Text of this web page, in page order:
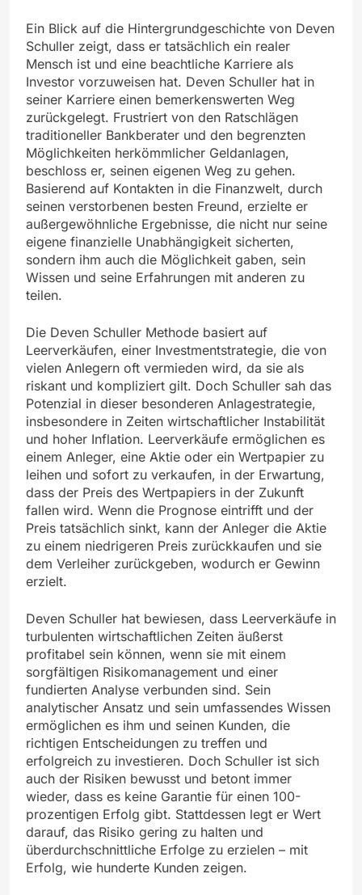
Ein Blick auf die Hintergrundgeschichte von Deven
Schuller zeigt, dass er tatsächlich ein realer
Mensch ist und eine beachtliche Karriere als
Investor vorzuweisen hat. Deven Schuller hat in
seiner Karriere einen bemerkenswerten Weg
zurückgelegt. Frustriert von den Ratschlägen
traditioneller Bankberater und den begrenzten
Möglichkeiten herkömmlicher Geldanlagen,
beschloss er, seinen eigenen Weg zu gehen.
Basierend auf Kontakten in die Finanzwelt, durch
seinen verstorbenen besten Freund, erzielte er
außergewöhnliche Ergebnisse, die nicht nur seine
eigene finanzielle Unabhängigkeit sicherten,
sondern ihm auch die Möglichkeit gaben, sein
Wissen und seine Erfahrungen mit anderen zu
teilen.
Die Deven Schuller Methode basiert auf
Leerverkäufen, einer Investmentstrategie, die von
vielen Anlegern oft vermieden wird, da sie als
riskant und kompliziert gilt. Doch Schuller sah das
Potenzial in dieser besonderen Anlagestrategie,
insbesondere in Zeiten wirtschaftlicher Instabilität
und hoher Inflation. Leerverkäufe ermöglichen es
einem Anleger, eine Aktie oder ein Wertpapier zu
leihen und sofort zu verkaufen, in der Erwartung,
dass der Preis des Wertpapiers in der Zukunft
fallen wird. Wenn die Prognose eintrifft und der
Preis tatsächlich sinkt, kann der Anleger die Aktie
zu einem niedrigeren Preis zurückkaufen und sie
dem Verleiher zurückgeben, wodurch er Gewinn
erzielt.
Deven Schuller hat bewiesen, dass Leerverkäufe in
turbulenten wirtschaftlichen Zeiten äußerst
profitabel sein können, wenn sie mit einem
sorgfältigen Risikomanagement und einer
fundierten Analyse verbunden sind. Sein
analytischer Ansatz und sein umfassendes Wissen
ermöglichen es ihm und seinen Kunden, die
richtigen Entscheidungen zu treffen und
erfolgreich zu investieren. Doch Schuller ist sich
auch der Risiken bewusst und betont immer
wieder, dass es keine Garantie für einen 100-
prozentigen Erfolg gibt. Stattdessen legt er Wert
darauf, das Risiko gering zu halten und
überdurchschnittliche Erfolge zu erzielen – mit
Erfolg, wie hunderte Kunden zeigen.